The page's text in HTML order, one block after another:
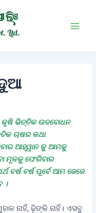
କୃଷି ଭିତ୍ତିକ ଉଦବୋଧନ
ଚାଷର କଥା
ଆହ୍ୱାନ କୁ ଆମକୁ
ମୂଳକୁ ଫେରିବାର
ବର୍ଷ ବର୍ଷ ପୂର୍ବେ ଆମ ଜେଜେ
।
ନାହିଁ, ଢ଼ିଙ୍କି ନାହିଁ। ଏସବୁ